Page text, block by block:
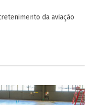
da aviação